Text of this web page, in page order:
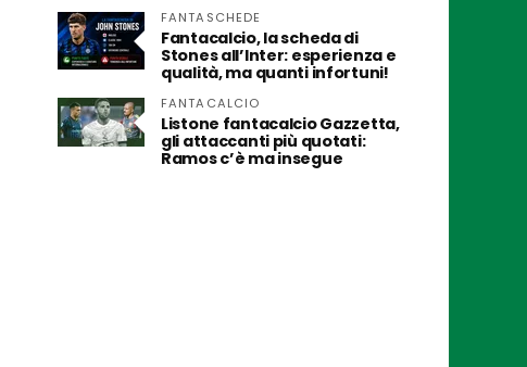
FANTASCHEDE
Fantacalcio, la scheda di
Stones all’Inter: esperienza e
qualità, ma quanti infortuni!
FANTACALCIO
Listone fantacalcio Gazzetta,
gli attaccanti più quotati:
Ramos c’è ma insegue